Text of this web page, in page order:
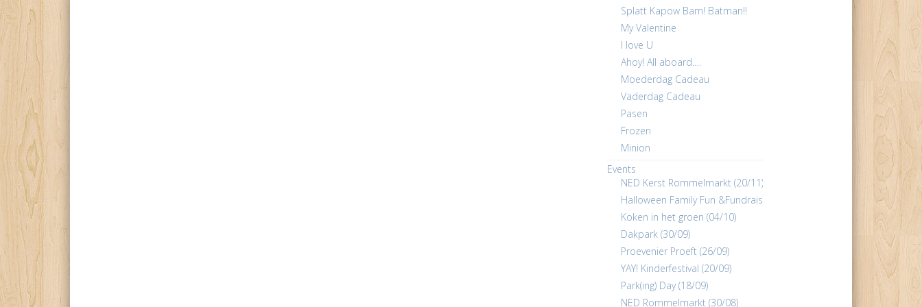
Splatt Kapow Bam! Batman!!
My Valentine
I love U
Ahoy! All aboard….
Moederdag Cadeau
Vaderdag Cadeau
Pasen
Frozen
Minion
Events
NED Kerst Rommelmarkt (20/11)
Halloween Family Fun &Fundraiser (31/10)
Koken in het groen (04/10)
Dakpark (30/09)
Proevenier Proeft (26/09)
YAY! Kinderfestival (20/09)
Park(ing) Day (18/09)
NED Rommelmarkt (30/08)